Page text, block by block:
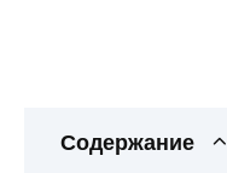
Содержание